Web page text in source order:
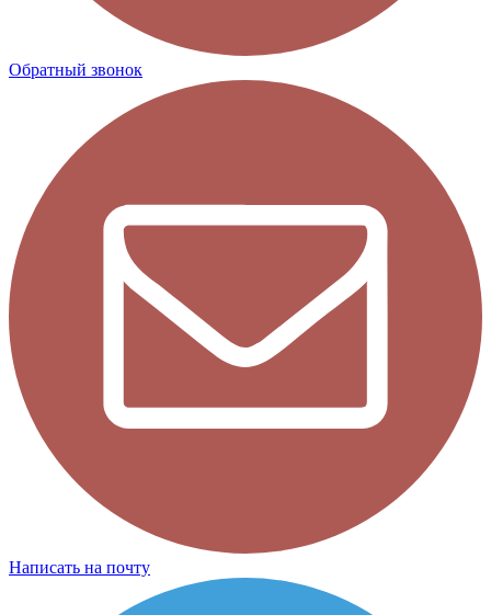
Обратный звонок
Написать на почту